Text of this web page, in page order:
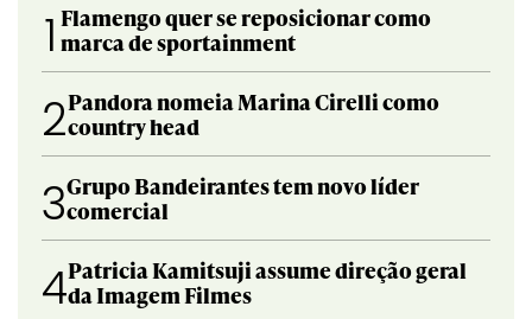
1 Flamengo quer se reposicionar como
marca de sportainment
2Pandora nomeia Marina Cirelli como
country head
3Grupo Bandeirantes tem novo líder
comercial
4Patricia Kamitsuji assume direção geral
da Imagem Filmes